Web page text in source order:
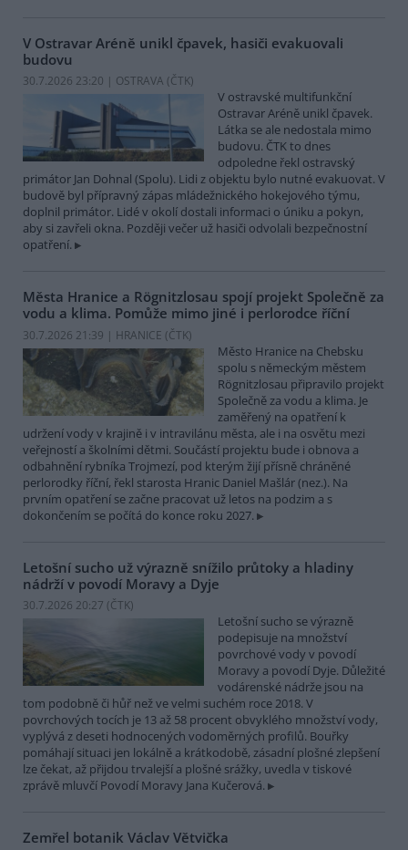
V Ostravar Aréně unikl čpavek, hasiči evakuovali
budovu
30.7.2026 23:20 | OSTRAVA (ČTK)
V ostravské multifunkční
Ostravar Aréně unikl čpavek.
Látka se ale nedostala mimo
budovu. ČTK to dnes
odpoledne řekl ostravský
primátor Jan Dohnal (Spolu). Lidi z objektu bylo nutné evakuovat. V
budově byl přípravný zápas mládežnického hokejového týmu,
doplnil primátor. Lidé v okolí dostali informaci o úniku a pokyn,
aby si zavřeli okna. Později večer už hasiči odvolali bezpečnostní
opatření.
Města Hranice a Rögnitzlosau spojí projekt Společně za
vodu a klima. Pomůže mimo jiné i perlorodce říční
30.7.2026 21:39 | HRANICE (ČTK)
Město Hranice na Chebsku
spolu s německým městem
Rögnitzlosau připravilo projekt
Společně za vodu a klima. Je
zaměřený na opatření k
udržení vody v krajině i v intravilánu města, ale i na osvětu mezi
veřejností a školními dětmi. Součástí projektu bude i obnova a
odbahnění rybníka Trojmezí, pod kterým žijí přísně chráněné
perlorodky říční, řekl starosta Hranic Daniel Mašlár (nez.). Na
prvním opatření se začne pracovat už letos na podzim a s
dokončením se počítá do konce roku 2027.
Letošní sucho už výrazně snížilo průtoky a hladiny
nádrží v povodí Moravy a Dyje
30.7.2026 20:27 (ČTK)
Letošní sucho se výrazně
podepisuje na množství
povrchové vody v povodí
Moravy a povodí Dyje. Důležité
vodárenské nádrže jsou na
tom podobně či hůř než ve velmi suchém roce 2018. V
povrchových tocích je 13 až 58 procent obvyklého množství vody,
vyplývá z deseti hodnocených vodoměrných profilů. Bouřky
pomáhají situaci jen lokálně a krátkodobě, zásadní plošné zlepšení
lze čekat, až přijdou trvalejší a plošné srážky, uvedla v tiskové
zprávě mluvčí Povodí Moravy Jana Kučerová.
Zemřel botanik Václav Větvička